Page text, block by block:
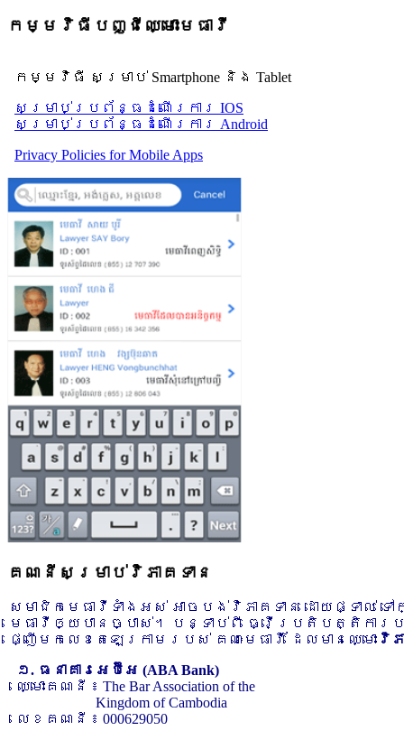
កម្មវិធីបញ្ជីឈ្មោះមេធាវី
កម្មវិធី សម្រាប់ Smartphone និង Tablet
សម្រាប់​ប្រព័ន្ធដំណើរការ IOS
សម្រាប់​ប្រព័ន្ធដំណើរការ Android
Privacy Policies for Mobile Apps
គណនីសម្រាប់វិភាគទាន
សមាជិកមេធាវីទាំងអស់ អាចបង់វិភាគទាន ដោយផ្ទាល់
មេធាវីឲ្យបានច្បាស់។ បន្ទាប់ពី ធ្វើប្រតិបត្តិកា
ផ្ញើមកលេខតេឡេក្រាមរបស់ គណៈមេធាវី ដែលមានឈ្មោះ វិភ
១. ធនាគារអេប៊ីអេ (ABA Bank)
ឈ្មោះគណនី ៖ The Bar Association of the
Kingdom of Cambodia
លេខគណនី ៖ 000629050